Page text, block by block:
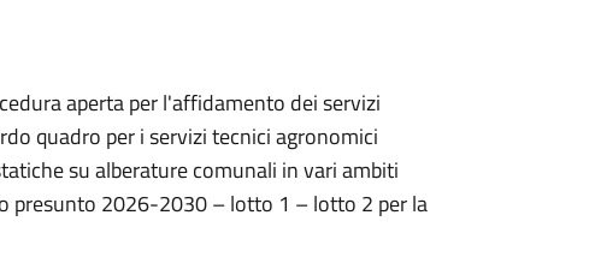
aperta per l'affidamento dei servizi
quadro per i servizi tecnici agronomici
su alberature comunali in vari ambiti
presunto 2026-2030 – lotto 1 – lotto 2 per la